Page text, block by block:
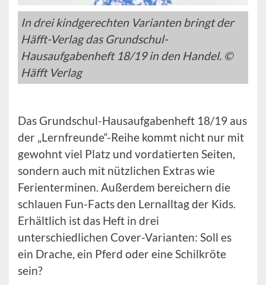
In drei kindgerechten Varianten bringt der
Häfft-Verlag das Grundschul-
Hausaufgabenheft 18/19 in den Handel. ©
Häfft Verlag
Das Grundschul-Hausaufgabenheft 18/19 aus
der „Lernfreunde“-Reihe kommt nicht nur mit
gewohnt viel Platz und vordatierten Seiten,
sondern auch mit nützlichen Extras wie
Ferienterminen. Außerdem bereichern die
schlauen Fun-Facts den Lernalltag der Kids.
Erhältlich ist das Heft in drei
unterschiedlichen Cover-Varianten: Soll es
ein Drache, ein Pferd oder eine Schilkröte
sein?